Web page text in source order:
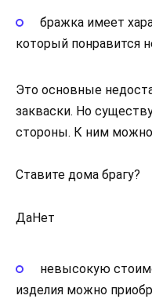
бражка имеет
который понравится
Это основные
закваски. Но
стороны. К ним можно
Ставите дома брагу?
ДаНет
невысокую
изделия можно